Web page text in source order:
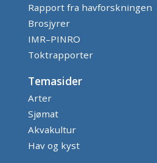
Rapport fra havforskningen
Brosjyrer
IMR–PINRO
Toktrapporter
Temasider
Arter
Sjømat
Akvakultur
Hav og kyst